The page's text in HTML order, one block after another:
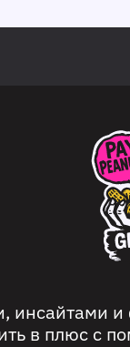
инсайтами
в плюс с